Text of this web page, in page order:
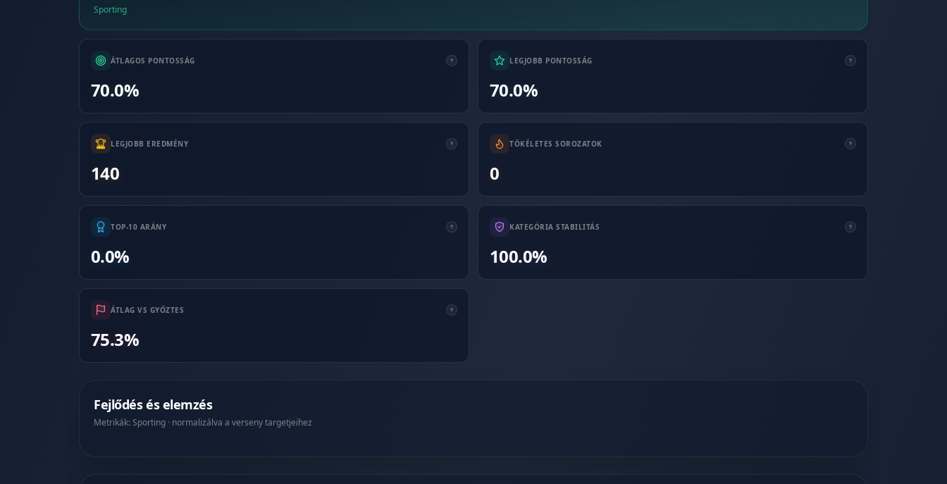
Sporting
ÁTLAGOS PONTOSSÁG
70.0%
LEGJOBB PONTOSSÁG
70.0%
LEGJOBB EREDMÉNY
140
TÖKÉLETES SOROZATOK
0
TOP-10 ARÁNY
0.0%
KATEGÓRIA STABILITÁS
100.0%
ÁTLAG VS GYŐZTES
75.3%
Fejlődés és elemzés
Metrikák: Sporting · normalizálva a verseny targetjeihez